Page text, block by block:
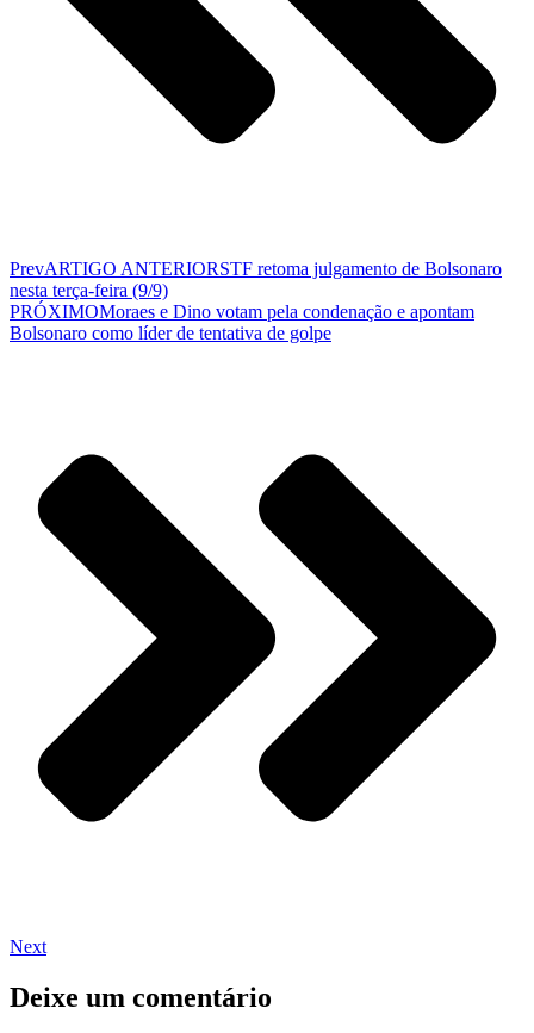
PrevARTIGO ANTERIORSTF retoma julgamento de Bolsonaro
nesta terça-feira (9/9)
PRÓXIMOMoraes e Dino votam pela condenação e apontam
Bolsonaro como líder de tentativa de golpe
Next
Deixe um comentário